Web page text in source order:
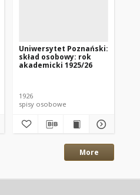
Uniwersytet Poznański:
skład osobowy: rok
akademicki 1925/26
1926
spisy osobowe
More